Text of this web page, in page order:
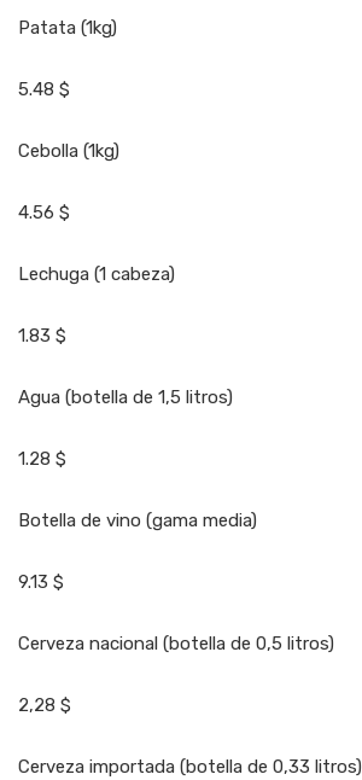
Patata (1kg)
5.48 $
Cebolla (1kg)
4.56 $
Lechuga (1 cabeza)
1.83 $
Agua (botella de 1,5 litros)
1.28 $
Botella de vino (gama media)
9.13 $
Cerveza nacional (botella de 0,5 litros)
2,28 $
Cerveza importada (botella de 0,33 litros)